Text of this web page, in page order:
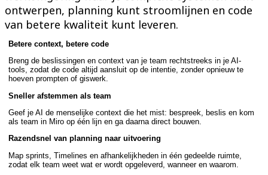
AI Playbooks ontdekken
Ontdek Miroverse
Diagramming
Brainstorming
Mindmaps
Flowcharts
Gespecialiseerd
Roadmapping
Technisch ontwerp en documentatie
Prototypes en wireframes
Customer Journey Mapping
ontwerpen, planning kunt stroomlijnen en code
van betere kwaliteit kunt leveren.
Betere context, betere code
Breng de beslissingen en context van je team rechtstreeks in je AI-
tools, zodat de code altijd aansluit op de intentie, zonder opnieuw te
hoeven prompten of giswerk.
Sneller afstemmen als team
Geef je AI de menselijke context die het mist: bespreek, beslis en kom
als team in Miro op één lijn en ga daarna direct bouwen.
Razendsnel van planning naar uitvoering
Map sprints, Timelines en afhankelijkheden in één gedeelde ruimte,
zodat elk team weet wat er wordt opgeleverd, wanneer en waarom.